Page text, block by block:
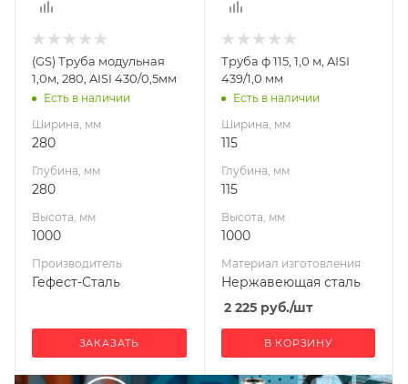
Производитель
(GS) Труба модульная
1,0м, 280, AISI 430/0,5мм
Есть в наличии
Ширина, мм
280
Глубина, мм
280
Высота, мм
1000
Производитель
Гефест-Сталь
ЗАКАЗАТЬ
Материал
Нержавеющая
сталь
Диаметр дымохода,
115
УМК
Труба ф 115, 1,0 м, AISI
439/1,0 мм
Есть в наличии
Ширина, мм
115
Глубина, мм
115
Высота, мм
1000
Материал изготовления
Нержавеющая сталь
2 225руб./шт
В КОРЗИНУ